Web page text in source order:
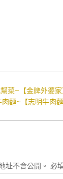
幫菜~【金牌外婆
麵~【志明牛肉
址不會公開。 必